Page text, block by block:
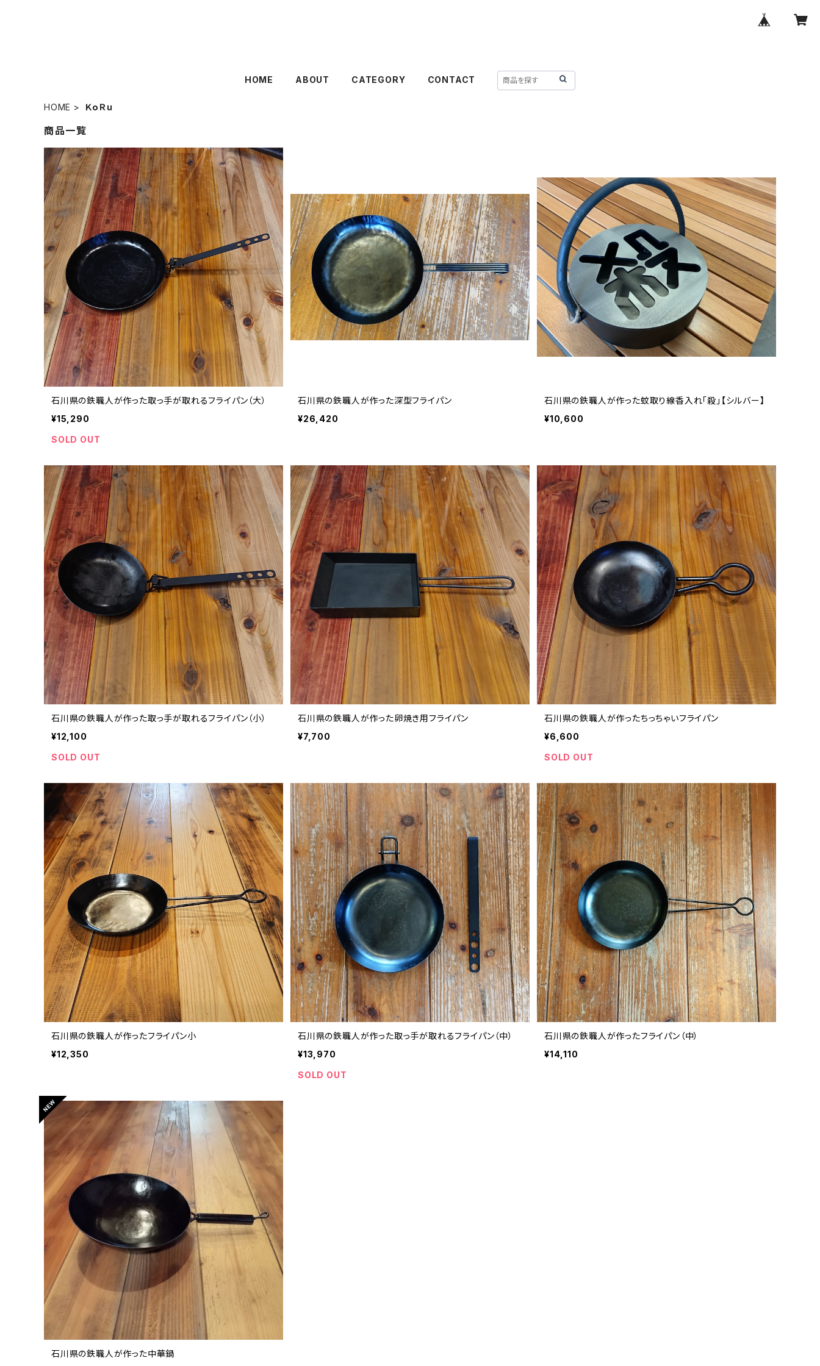
HOME ABOUT CATEGORY CONTACT
HOME ＫｏＲｕ
商品一覧
石川県の鉄職人が作った取っ手が取れるフライパン（大）
¥15,290
SOLD OUT
石川県の鉄職人が作った深型フライパン
¥26,420
石川県の鉄職人が作った蚊取り線香入れ「殺」【シルバー】
¥10,600
石川県の鉄職人が作った取っ手が取れるフライパン（小）
¥12,100
SOLD OUT
石川県の鉄職人が作った卵焼き用フライパン
¥7,700
石川県の鉄職人が作ったちっちゃいフライパン
¥6,600
SOLD OUT
石川県の鉄職人が作ったフライパン小
¥12,350
石川県の鉄職人が作った取っ手が取れるフライパン（中）
¥13,970
SOLD OUT
石川県の鉄職人が作ったフライパン（中）
¥14,110
石川県の鉄職人が作った中華鍋